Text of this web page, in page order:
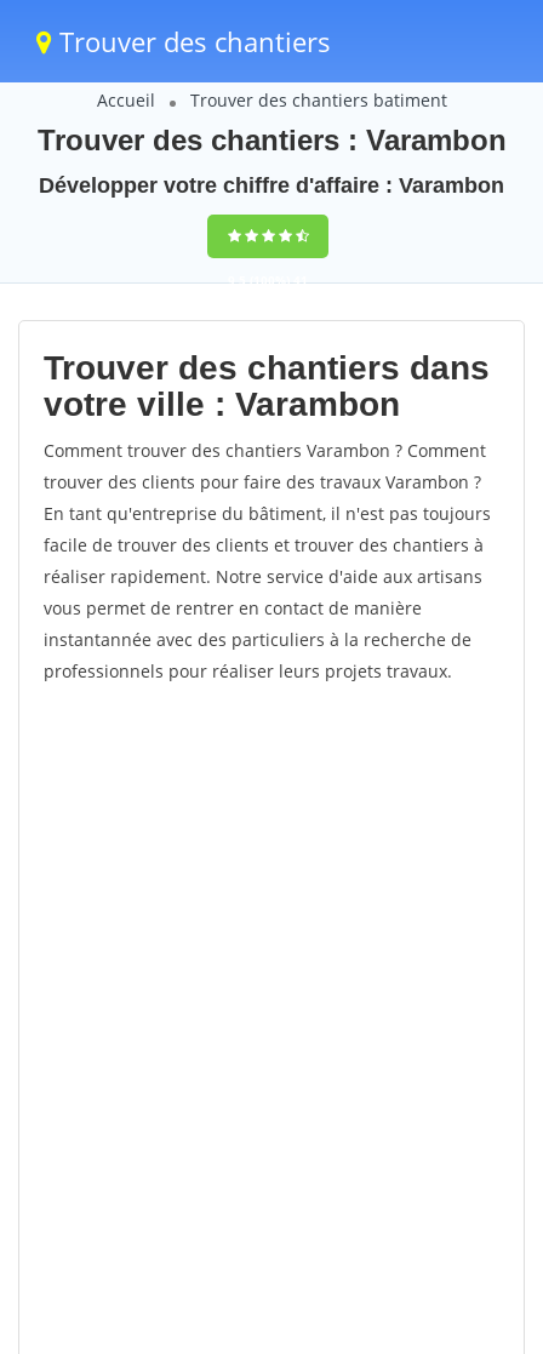
Trouver des chantiers
Accueil Trouver des chantiers batiment
Trouver des chantiers : Varambon
Développer votre chiffre d'affaire : Varambon
9,5(100%)41
votes
Trouver des chantiers dans
votre ville : Varambon
Comment trouver des chantiers Varambon ? Comment
trouver des clients pour faire des travaux Varambon ?
En tant qu'entreprise du bâtiment, il n'est pas toujours
facile de trouver des clients et trouver des chantiers à
réaliser rapidement. Notre service d'aide aux artisans
vous permet de rentrer en contact de manière
instantannée avec des particuliers à la recherche de
professionnels pour réaliser leurs projets travaux.